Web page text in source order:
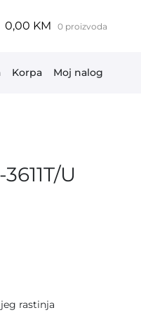
0,00 KM 0 proizvoda
Korpa Moj nalog
U
rastinja